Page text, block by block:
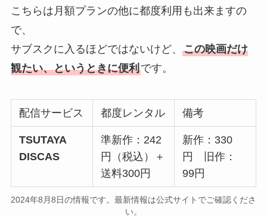
こちらは月額プランの他に都度利用も出来ますの
で、
サブスクに入るほどではないけど、 この映画だけ
観たい、というときに便利です。
配信サービス 都度レンタル 備考
TSUTAYA
DISCAS
準新作：242
円（税込）＋
送料300円
新作：330
円 旧作：
99円
2024年8月8日の情報です。最新情報は公式サイトでご確認くださ
い。